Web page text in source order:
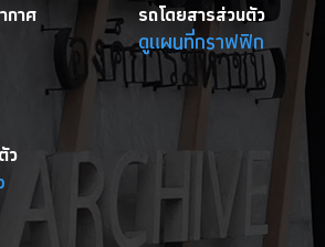
กาศ รถโดยสารส่วนตัว
ดูแผนที่กราฟฟิก
ว